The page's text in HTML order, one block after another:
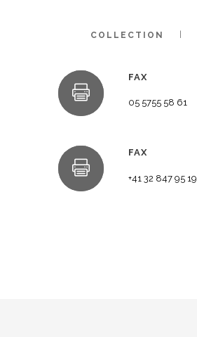
COLLECTION
FAX
05 5755 58 61
FAX
+41 32 847 95 19